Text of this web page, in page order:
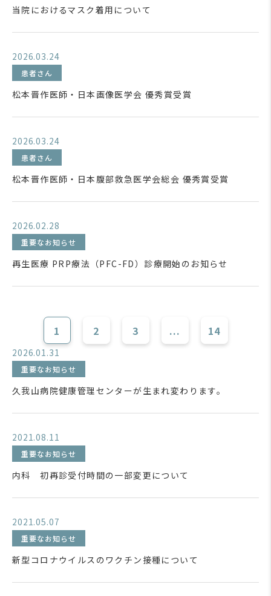
当院におけるマスク着用について
2026.03.24
患者さん
松本晋作医師・日本画像医学会 優秀賞受賞
2026.03.24
患者さん
松本晋作医師・日本腹部救急医学会総会 優秀賞受賞
2026.02.28
重要なお知らせ
再生医療 PRP療法（PFC-FD）診療開始のお知らせ
1 2 3 ... 14
2026.01.31
重要なお知らせ
久我山病院健康管理センターが生まれ変わります。
2021.08.11
重要なお知らせ
内科 初再診受付時間の一部変更について
2021.05.07
重要なお知らせ
新型コロナウイルスのワクチン接種について